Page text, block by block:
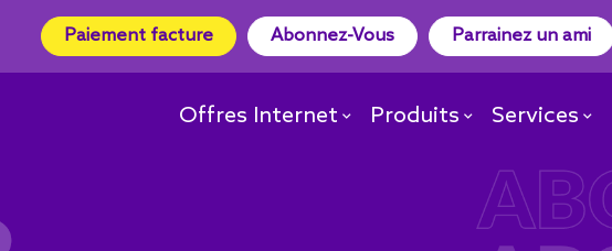
Paiement facture Abonnez-Vous Parrainez un ami
Offres Internet Produits Services